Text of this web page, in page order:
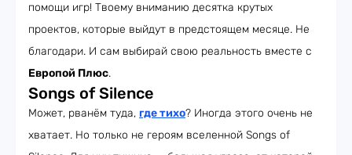
помощи игр! Твоему вниманию десятка крутых
проектов, которые выйдут в предстоящем месяце. Не
благодари. И сам выбирай свою реальность вместе с
Европой Плюс.
Songs of Silence
Может, рванём туда, где тихо? Иногда этого очень не
хватает. Но только не героям вселенной Songs of